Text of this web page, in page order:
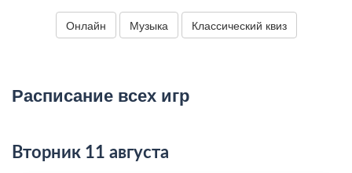
Онлайн Музыка Классический квиз
Расписание всех игр
Вторник 11 августа